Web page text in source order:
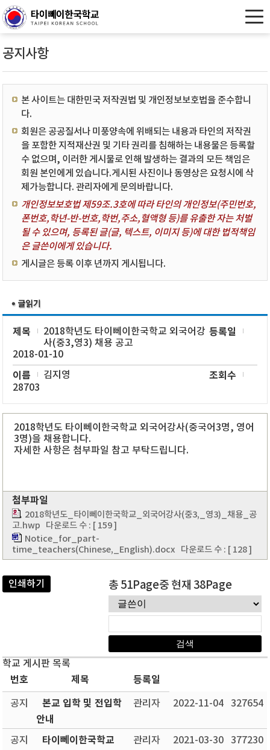
공지사항
본 사이트는 대한민국 저작권법 및 개인정보보호법을 준수합니
다.
회원은 공공질서나 미풍양속에 위배되는 내용과 타인의 저작권
을 포함한 지적재산권 및 기타 권리를 침해하는 내용물은 등록할
수 없으며, 이러한 게시물로 인해 발생하는 결과의 모든 책임은
회원 본인에게 있습니다.게시된 사진이나 동영상은 요청시에 삭
제가능합니다. 관리자에게 문의바랍니다.
개인정보보호법 제59조.3호에 따라 타인의 개인정보(주민번호,
폰번호,학년-반-번호,학번,주소,혈액형 등)를 유출한 자는 처벌
될 수 있으며, 등록된 글(글, 텍스트, 이미지 등)에 대한 법적책임
은 글쓴이에게 있습니다.
게시글은 등록 이후 년까지 게시됩니다.
제목
2018학년도 타이뻬이한국학교 외국어강
사(중3,영3) 채용 공고
등록일
2018-01-10
이름 김지영 조회수
28703
2018학년도 타이뻬이한국학교 외국어강사(중국어3명, 영어
3명)을 채용합니다.
자세한 사항은 첨부파일 참고 부탁드립니다.
첨부파일
2018학년도_타이뻬이한국학교_외국어강사(중3,_영3)_채용_공
고.hwp 다운로드 수 : [ 159 ]
Notice_for_part-
time_teachers(Chinese,_English).docx 다운로드 수 : [ 128 ]
인쇄하기 총 51Page중 현재 38Page
학교 게시판 목록
번호 제목 등록일
공지
본교 입학 및 전입학
안내
관리자 2022-11-04 327654
공지
타이뻬이한국학교
관리자 2021-03-30 377230